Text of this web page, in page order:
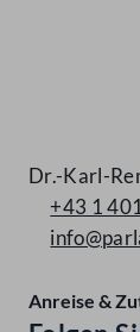
Dr.-Karl-
+43 1
Anreise &